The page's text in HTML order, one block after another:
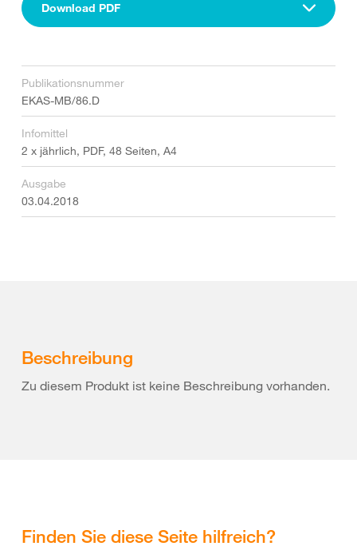
Download PDF
Publikationsnummer
EKAS-MB/86.D
Infomittel
2 x jährlich, PDF, 48 Seiten, A4
Ausgabe
03.04.2018
Beschreibung
Zu diesem Produkt ist keine Beschreibung vorhanden.
Finden Sie diese Seite hilfreich?